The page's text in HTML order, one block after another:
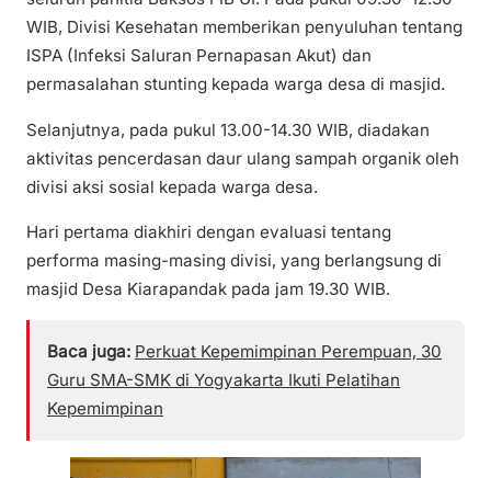
WIB, Divisi Kesehatan memberikan penyuluhan tentang
ISPA (Infeksi Saluran Pernapasan Akut) dan
permasalahan stunting kepada warga desa di masjid.
Selanjutnya, pada pukul 13.00-14.30 WIB, diadakan
aktivitas pencerdasan daur ulang sampah organik oleh
divisi aksi sosial kepada warga desa.
Hari pertama diakhiri dengan evaluasi tentang
performa masing-masing divisi, yang berlangsung di
masjid Desa Kiarapandak pada jam 19.30 WIB.
Baca juga: Perkuat Kepemimpinan Perempuan, 30
Guru SMA-SMK di Yogyakarta Ikuti Pelatihan
Kepemimpinan